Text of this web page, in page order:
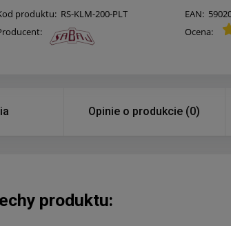
produktu: RS-KLM-200-PLT EAN:
Ocena:
Opinie o produkcie (0)
produktu: